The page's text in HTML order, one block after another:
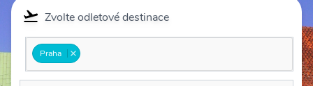
Zvolte odletové destinace
Praha